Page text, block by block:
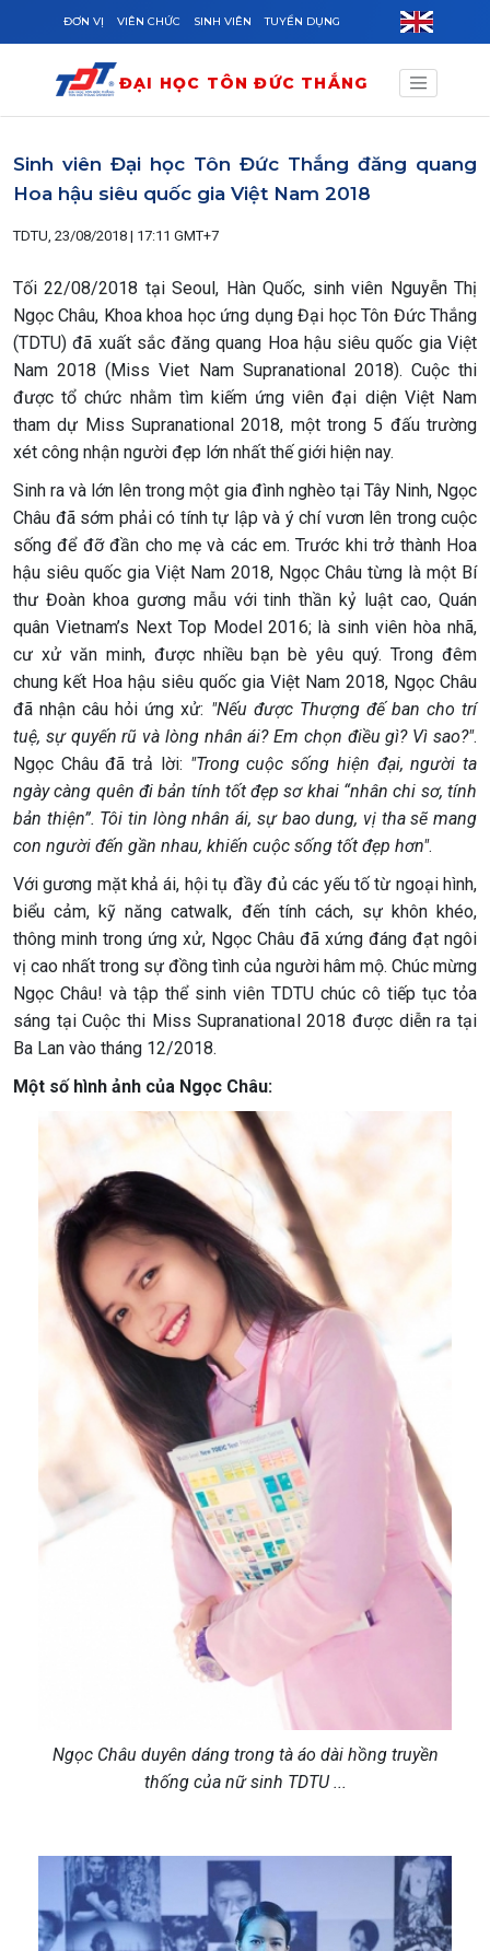
Skip to main content
ĐƠN VỊ VIÊN CHỨC SINH VIÊN TUYỂN DỤNG
ĐẠI HỌC TÔN ĐỨC THẮNG
Sinh viên Đại học Tôn Đức Thắng đăng quang
Hoa hậu siêu quốc gia Việt Nam 2018
TDTU, 23/08/2018 | 17:11 GMT+7
Tối 22/08/2018 tại Seoul, Hàn Quốc, sinh viên Nguyễn Thị
Ngọc Châu, Khoa khoa học ứng dụng Đại học Tôn Đức Thắng
(TDTU) đã xuất sắc đăng quang Hoa hậu siêu quốc gia Việt
Nam 2018 (Miss Viet Nam Supranational 2018). Cuộc thi
được tổ chức nhằm tìm kiếm ứng viên đại diện Việt Nam
tham dự Miss Supranational 2018, một trong 5 đấu trường
xét công nhận người đẹp lớn nhất thế giới hiện nay.
Sinh ra và lớn lên trong một gia đình nghèo tại Tây Ninh, Ngọc
Châu đã sớm phải có tính tự lập và ý chí vươn lên trong cuộc
sống để đỡ đần cho mẹ và các em. Trước khi trở thành Hoa
hậu siêu quốc gia Việt Nam 2018, Ngọc Châu từng là một Bí
thư Đoàn khoa gương mẫu với tinh thần kỷ luật cao, Quán
quân Vietnam’s Next Top Model 2016; là sinh viên hòa nhã,
cư xử văn minh, được nhiều bạn bè yêu quý. Trong đêm
chung kết Hoa hậu siêu quốc gia Việt Nam 2018, Ngọc Châu
đã nhận câu hỏi ứng xử: "Nếu được Thượng đế ban cho trí
tuệ, sự quyến rũ và lòng nhân ái? Em chọn điều gì? Vì sao?".
Ngọc Châu đã trả lời: "Trong cuộc sống hiện đại, người ta
ngày càng quên đi bản tính tốt đẹp sơ khai “nhân chi sơ, tính
bản thiện”. Tôi tin lòng nhân ái, sự bao dung, vị tha sẽ mang
con người đến gần nhau, khiến cuộc sống tốt đẹp hơn".
Với gương mặt khả ái, hội tụ đầy đủ các yếu tố từ ngoại hình,
biểu cảm, kỹ năng catwalk, đến tính cách, sự khôn khéo,
thông minh trong ứng xử, Ngọc Châu đã xứng đáng đạt ngôi
vị cao nhất trong sự đồng tình của người hâm mộ. Chúc mừng
Ngọc Châu! và tập thể sinh viên TDTU chúc cô tiếp tục tỏa
sáng tại Cuộc thi Miss Supranational 2018 được diễn ra tại
Ba Lan vào tháng 12/2018.
Một số hình ảnh của Ngọc Châu:
Ngọc Châu duyên dáng trong tà áo dài hồng truyền
thống của nữ sinh TDTU ...